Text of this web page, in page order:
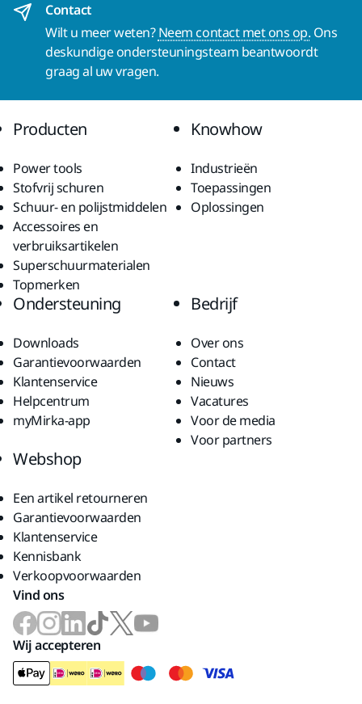
Contact
Wilt u meer weten?Neem contact met ons op. Ons
deskundige ondersteuningsteam beantwoordt
graag al uw vragen.
Producten
Power tools
Stofvrij schuren
Schuur- en polijstmiddelen
Accessoires en
verbruiksartikelen
Superschuurmaterialen
Topmerken
Knowhow
Industrieën
Toepassingen
Oplossingen
Ondersteuning
Downloads
Garantievoorwaarden
Klantenservice
Helpcentrum
myMirka-app
Bedrijf
Over ons
Contact
Nieuws
Vacatures
Voor de media
Voor partners
Webshop
Een artikel retourneren
Garantievoorwaarden
Klantenservice
Kennisbank
Verkoopvoorwaarden
Vind ons
Wij accepteren